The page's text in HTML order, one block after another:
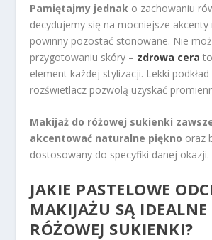
Pamiętajmy jednak o zachowaniu
decydujemy się na mocniejsze akcenty
powinny pozostać stonowane. Nie
przygotowaniu skóry – zdrowa cera
element każdej stylizacji. Lekki
rozświetlacz pozwolą uzyskać
Makijaż do różowej sukienki
akcentować naturalne piękno oraz
dostosowany do specyfiki danej okazji.
JAKIE PASTELOWE
MAKIJAŻU SĄ IDEALNE
RÓŻOWEJ SUKIENKI?